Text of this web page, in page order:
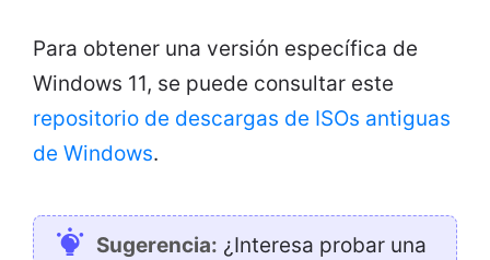
Para obtener una versión específica de
Windows 11, se puede consultar este
repositorio de descargas de ISOs antiguas
de Windows.
Sugerencia: ¿Interesa probar una